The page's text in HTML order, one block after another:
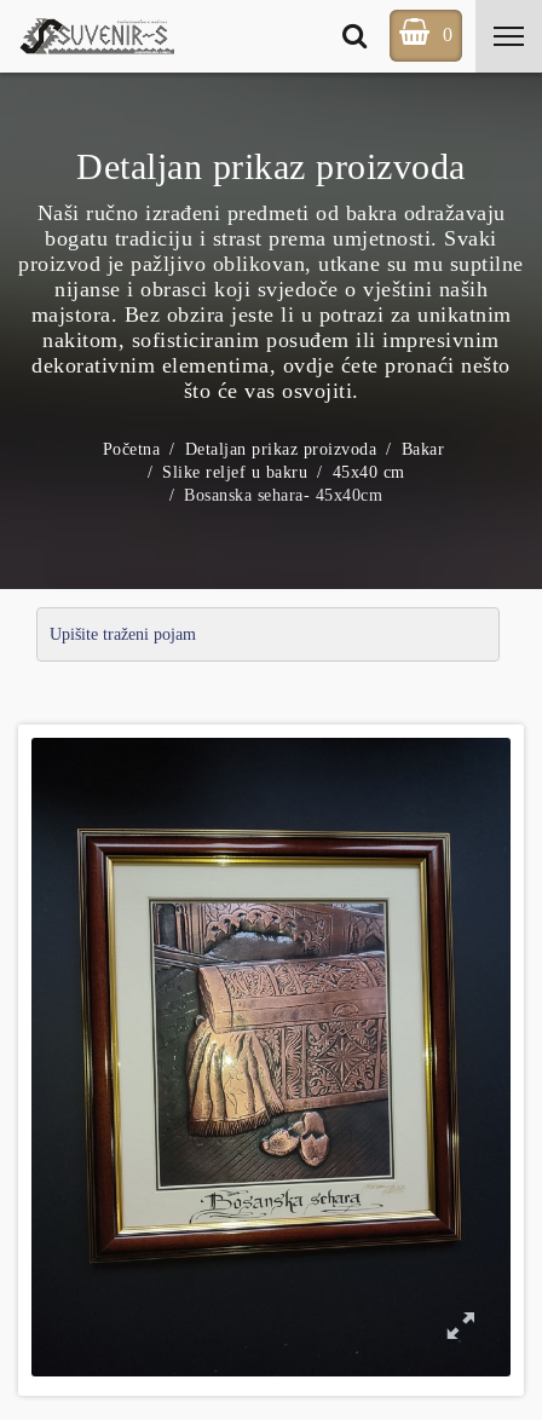
0
Detaljan prikaz proizvoda
Naši ručno izrađeni predmeti od bakra odražavaju
bogatu tradiciju i strast prema umjetnosti. Svaki
proizvod je pažljivo oblikovan, utkane su mu suptilne
nijanse i obrasci koji svjedoče o vještini naših
majstora. Bez obzira jeste li u potrazi za unikatnim
nakitom, sofisticiranim posuđem ili impresivnim
dekorativnim elementima, ovdje ćete pronaći nešto
što će vas osvojiti.
Početna Detaljan prikaz proizvoda
Bakar
Slike reljef u bakru
45x40 cm
Bosanska sehara- 45x40cm